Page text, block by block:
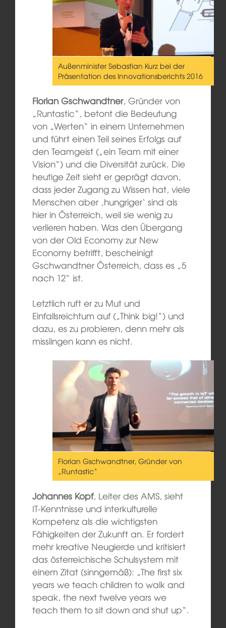
Außenminister Sebastian Kurz bei der
Präsentation des Innovationsberichts 2016
Florian Gschwandtner, Gründer von
„Runtastic“, betont die Bedeutung
von „Werten“ in einem Unternehmen
und führt einen Teil seines Erfolgs auf
den Teamgeist („ein Team mit einer
Vision“) und die Diversität zurück. Die
heutige Zeit sieht er geprägt davon,
dass jeder Zugang zu Wissen hat, viele
Menschen aber ‚hungriger‘ sind als
hier in Österreich, weil sie wenig zu
verlieren haben. Was den Übergang
von der Old Economy zur New
Economy betrifft, bescheinigt
Gschwandtner Österreich, dass es „5
nach 12“ ist.
Letztlich ruft er zu Mut und
Einfallsreichtum auf („Think big!“) und
dazu, es zu probieren, denn mehr als
misslingen kann es nicht.
Florian Gschwandtner, Gründer von
„Runtastic“
Johannes Kopf, Leiter des AMS, sieht
IT-Kenntnisse und interkulturelle
Kompetenz als die wichtigsten
Fähigkeiten der Zukunft an. Er fordert
mehr kreative Neugierde und kritisiert
das österreichische Schulsystem mit
einem Zitat (sinngemäß): „The first six
years we teach children to walk and
speak, the next twelve years we
teach them to sit down and shut up“.